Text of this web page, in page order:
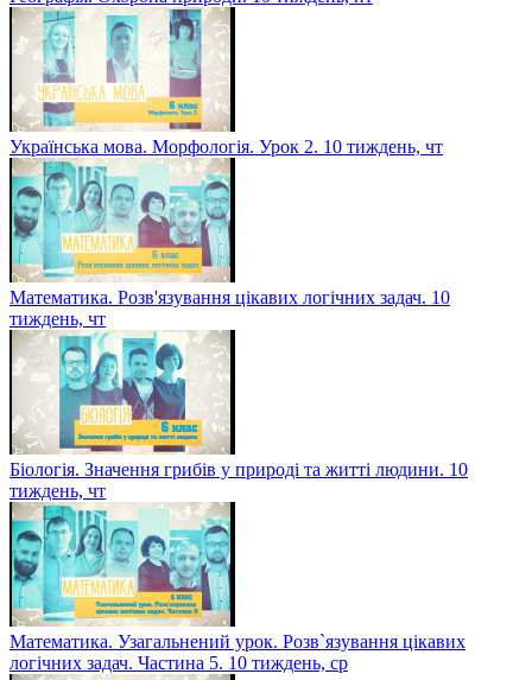
Українська мова. Морфологія. Урок 2. 10 тиждень, чт
Математика. Розв'язування цікавих логічних задач. 10
тиждень, чт
Біологія. Значення грибів у природі та житті людини. 10
тиждень, чт
Математика. Узагальнений урок. Розв`язування цікавих
логічних задач. Частина 5. 10 тиждень, ср